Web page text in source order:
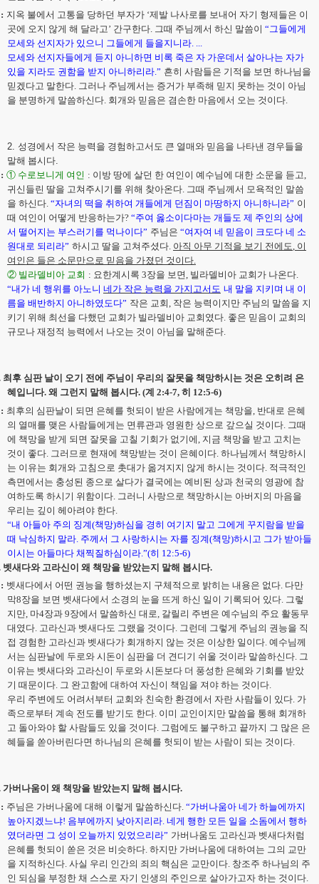
: 지옥 불에서 고통을 당하던 부자가 ‘제발 나사로를 보내어 자기 형제들은 이
곳에 오지 않게 해 달라고 ’ 간구한다 그때 주님께서 하신 말씀이 “그들에게
모세와 선지자가 있으니 그들에게 들을지니라
모세와 선지자들에게 듣지 아니하면 비록 죽은 자 가운데서 살아나는 자가
있을 지라도 권함을 받지 아니하리라 .” 흔히 사람들은 기적을 보면 하나님을
믿겠다고 말한다 그러나 주님께서는 증거가 부족해 믿지 못하는 것이 아님
을 분명하게 말씀하신다 회개와 믿음은 겸손한 마음에서 오는 것이다
2. 성경에서 작은 능력을 경험하고서도 큰 열매와 믿음을 나타낸 경우들을
말해 봅시다
: ① 수로보니게 여인 : 이방 땅에 살던 한 여인이 예수님에 대한 소문을 듣고
귀신들린 딸을 고쳐주시기를 위해 찾아온다 그때 주님께서 모욕적인 말씀
을 하신다 “자녀의 떡을 취하여 개들에게 던짐이 마땅하지 아니하니라” 이
때 여인이 어떻게 반응하는가? “주여 옳소이다마는 개들도 제 주인의 상에
서 떨어지는 부스러기를 먹나이다” 주님은 “여자여 네 믿음이 크도다 네 소
원대로 되리라” 하시고 딸을 고쳐주셨다 아직 아무 기적을 보기 전에도 이
여인은 들은 소문만으로 믿음을 가졌던 것이다
② 빌라델비아 교회 : 요한계시록 3장을 보면 빌라델비아 교회가 나온다
“내가 네 행위를 아노니 네가 작은 능력을 가지고서도 내 말을 지키며 내 이
름을 배반하지 아니하였도다” 작은 교회 작은 능력이지만 주님의 말씀을 지
키기 위해 최선을 다했던 교회가 빌라델비아 교회였다 좋은 믿음이 교회의
규모나 재정적 능력에서 나오는 것이 아님을 말해준다
최후 심판 날이 오기 전에 주님이 우리의 잘못을 책망하시는 것은 오히려 은
혜입니다. 왜 그런지 말해 봅시다. (계 2:4-7, 히 12:5-6)
: 최후의 심판날이 되면 은혜를 헛되이 받은 사람에게는 책망을 반대로 은혜
의 열매를 맺은 사람들에게는 면류관과 영원한 상으로 갚으실 것이다 그때
에 책망을 받게 되면 잘못을 고칠 기회가 없기에 지금 책망을 받고 고치는
것이 좋다 그러므로 현재에 책망받는 것이 은혜이다 하나님께서 책망하시
는 이유는 회개와 고침으로 촛대가 옮겨지지 않게 하시는 것이다 적극적인
측면에서는 충성된 종으로 살다가 결국에는 예비된 상과 천국의 영광에 참
여하도록 하시기 위함이다 그러니 사랑으로 책망하시는 아버지의 마음을
우리는 깊이 헤아려야 한다
“내 아들아 주의 징계(책망)하심을 경히 여기지 말고 그에게 꾸지람을 받을
때 낙심하지 말라 주께서 그 사랑하시는 자를 징계(책망)하시고 그가 받아들
이시는 아들마다 채찍질하심이라 .”(히 12:5-6)
벳새다와 고라신이 왜 책망을 받았는지 말해 봅시다.
: 벳새다에서 어떤 권능을 행하셨는지 구체적으로 밝히는 내용은 없다. 다만
막8장을 보면 벳새다에서 소경의 눈을 뜨게 하신 일이 기록되어 있다 그렇
지만 마4장과 9장에서 말씀하신 대로 갈릴리 주변은 예수님의 주요 활동무
대였다 고라신과 벳새다도 그랬을 것이다 그런데 그렇게 주님의 권능을 직
접 경험한 고라신과 벳새다가 회개하지 않는 것은 이상한 일이다 예수님께
서는 심판날에 두로와 시돈이 심판을 더 견디기 쉬울 것이라 말씀하신다 그
이유는 벳새다와 고라신이 두로와 시돈보다 더 풍성한 은혜와 기회를 받았
기 때문이다 그 완고함에 대하여 자신이 책임을 져야 하는 것이다
우리 주변에도 어려서부터 교회와 친숙한 환경에서 자란 사람들이 있다 가
족으로부터 계속 전도를 받기도 한다 이미 교인이지만 말씀을 통해 회개하
고 돌아와야 할 사람들도 있을 것이다 그럼에도 불구하고 끝까지 그 많은 은
혜들을 쏟아버린다면 하나님의 은혜를 헛되이 받는 사람이 되는 것이다
가버나움이 왜 책망을 받았는지 말해 봅시다.
: 주님은 가버나움에 대해 이렇게 말씀하신다. “가버나움아 네가 하늘에까지
높아지겠느냐! 음부에까지 낮아지리라 네게 행한 모든 일을 소돔에서 행하
였더라면 그 성이 오늘까지 있었으리라” 가버나움도 고라신과 벳새다처럼
은혜를 헛되이 쏟은 것은 비슷하다 하지만 가버나움에 대하여는 그의 교만
을 지적하신다 사실 우리 인간의 죄의 핵심은 교만이다 창조주 하나님의 주
인 되심을 부정한 채 스스로 자기 인생의 주인으로 살아가고자 하는 것이다